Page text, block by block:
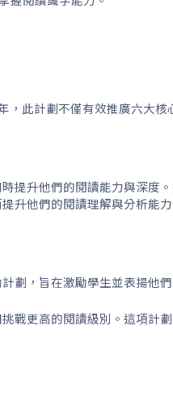
，此計劃不僅有效推廣六大
提升他們的閱讀能力與深度
升他們的閱讀理解與分析能力
劃，旨在激勵學生並表揚他
戰更高的閱讀級別。這項計